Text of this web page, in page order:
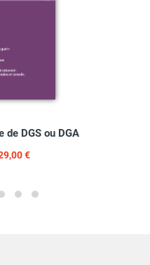
de DGS ou DGA
€